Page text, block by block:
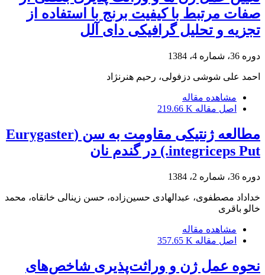
صفات مرتبط با کیفیت برنج با استفاده از
تجزیه و تحلیل گرافیکی دای آلل
دوره 36، شماره 4، 1384
احمد علی شوشی دزفولی، رحیم هنرنژاد
مشاهده مقاله
اصل مقاله 219.66 K
مطالعه ژنتیکی مقاومت به سن (Eurygaster
integriceps Put.) در گندم نان
دوره 36، شماره 2، 1384
خداداد مصطفوی، عبدالهادی حسین‌زاده، حسن زینالی خانقاه، محمد
خالو باقری
مشاهده مقاله
اصل مقاله 357.65 K
نحوه عمل ژن و وراثت‌پذیری شاخص‌های